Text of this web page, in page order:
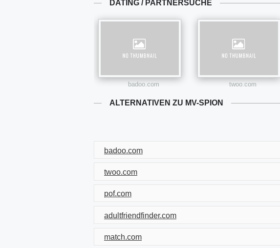
DATING / PARTNERSUCHE
badoo.com twoo.com
ALTERNATIVEN ZU MV-SPION
badoo.com
twoo.com
pof.com
adultfriendfinder.com
match.com